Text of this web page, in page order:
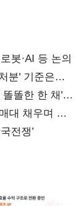
봇·AI 등 논의
분' 기준은
똘한 한 채'
대 채우며 문
전쟁’